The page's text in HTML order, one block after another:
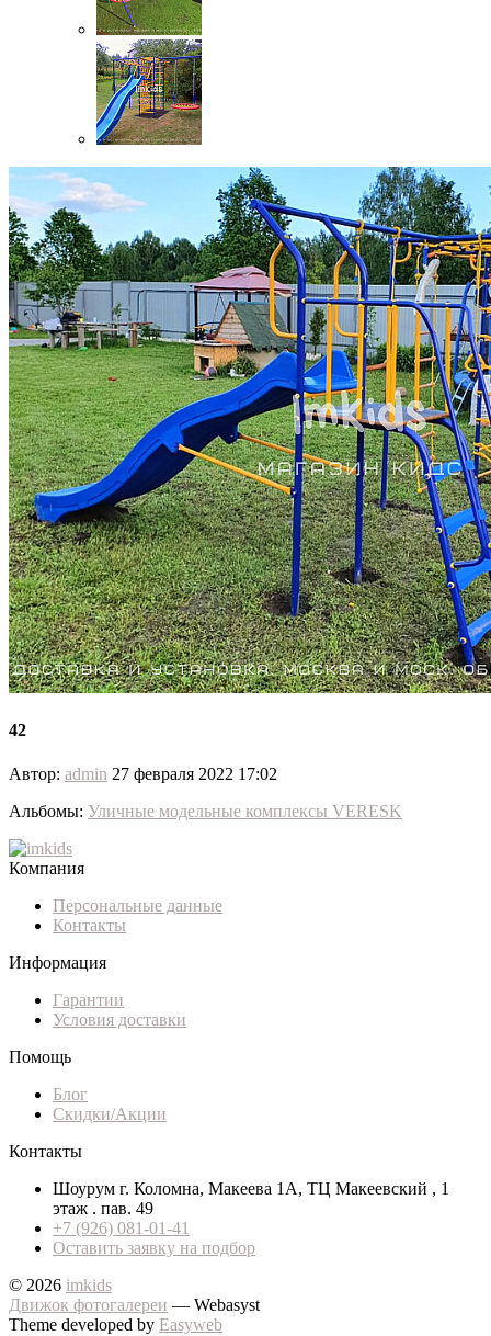
42
Автор: admin 27 февраля 2022 17:02
Альбомы: Уличные модельные комплексы VERESK
Компания
Персональные данные
Контакты
Информация
Гарантии
Условия доставки
Помощь
Блог
Скидки/Акции
Контакты
Шоурум г. Коломна, Макеева 1А, ТЦ Макеевский , 1
этаж . пав. 49
+7 (926) 081-01-41
Оставить заявку на подбор
© 2026 imkids
Движок фотогалереи — Webasyst
Theme developed by Easyweb